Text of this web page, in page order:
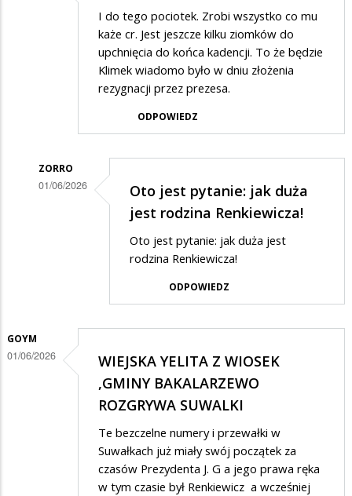
prezydenta
I do tego pociotek. Zrobi wszystko co mu
każe cr. Jest jeszcze kilku ziomków do
upchnięcia do końca kadencji. To że będzie
Klimek wiadomo było w dniu złożenia
rezygnacji przez prezesa.
ODPOWIEDZ
ZORRO
01/06/2026
odpowiedzi
Mierny
Oto jest pytanie: jak duża
jest rodzina Renkiewicza!
Oto jest pytanie: jak duża jest
rodzina Renkiewicza!
ODPOWIEDZ
GOYM
01/06/2026
WIEJSKA YELITA Z WIOSEK
,GMINY BAKALARZEWO
ROZGRYWA SUWALKI
Te bezczelne numery i przewałki w
Suwałkach już miały swój początek za
czasów Prezydenta J. G a jego prawa ręka
w tym czasie był Renkiewicz a wcześniej